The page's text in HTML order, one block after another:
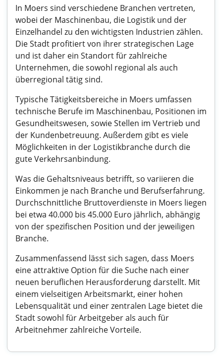
In Moers sind verschiedene Branchen vertreten,
wobei der Maschinenbau, die Logistik und der
Einzelhandel zu den wichtigsten Industrien zählen.
Die Stadt profitiert von ihrer strategischen Lage
und ist daher ein Standort für zahlreiche
Unternehmen, die sowohl regional als auch
überregional tätig sind.
Typische Tätigkeitsbereiche in Moers umfassen
technische Berufe im Maschinenbau, Positionen im
Gesundheitswesen, sowie Stellen im Vertrieb und
der Kundenbetreuung. Außerdem gibt es viele
Möglichkeiten in der Logistikbranche durch die
gute Verkehrsanbindung.
Was die Gehaltsniveaus betrifft, so variieren die
Einkommen je nach Branche und Berufserfahrung.
Durchschnittliche Bruttoverdienste in Moers liegen
bei etwa 40.000 bis 45.000 Euro jährlich, abhängig
von der spezifischen Position und der jeweiligen
Branche.
Zusammenfassend lässt sich sagen, dass Moers
eine attraktive Option für die Suche nach einer
neuen beruflichen Herausforderung darstellt. Mit
einem vielseitigen Arbeitsmarkt, einer hohen
Lebensqualität und einer zentralen Lage bietet die
Stadt sowohl für Arbeitgeber als auch für
Arbeitnehmer zahlreiche Vorteile.